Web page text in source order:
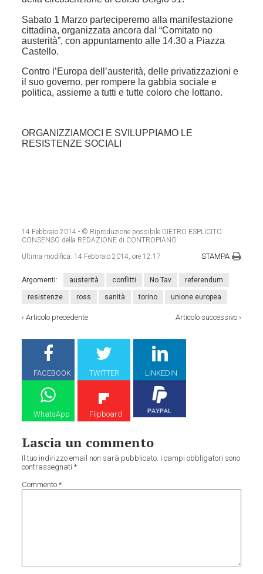
Sabato 1 Marzo parteciperemo alla manifestazione
cittadina, organizzata ancora dal “Comitato no
austerità”, con appuntamento alle 14.30 a Piazza
Castello.
Contro l’Europa dell’austerità, delle privatizzazioni e
il suo governo, per rompere la gabbia sociale e
politica, assieme a tutti e tutte coloro che lottano.
ORGANIZZIAMOCI E SVILUPPIAMO LE
RESISTENZE SOCIALI
14 Febbraio 2014 - © Riproduzione possibile DIETRO ESPLICITO
CONSENSO della REDAZIONE di CONTROPIANO
Ultima modifica: 14 Febbraio 2014, ore 12:17 STAMPA
Argomenti: austerità conflitti No Tav referendum
resistenze ross sanità torino unione europea
‹Articolo precedente Articolo successivo›
FACEBOOK TWITTER LINKEDIN
WhatsApp Flipboard
Lascia un commento
Il tuo indirizzo email non sarà pubblicato. I campi obbligatori sono
contrassegnati*
Commento*